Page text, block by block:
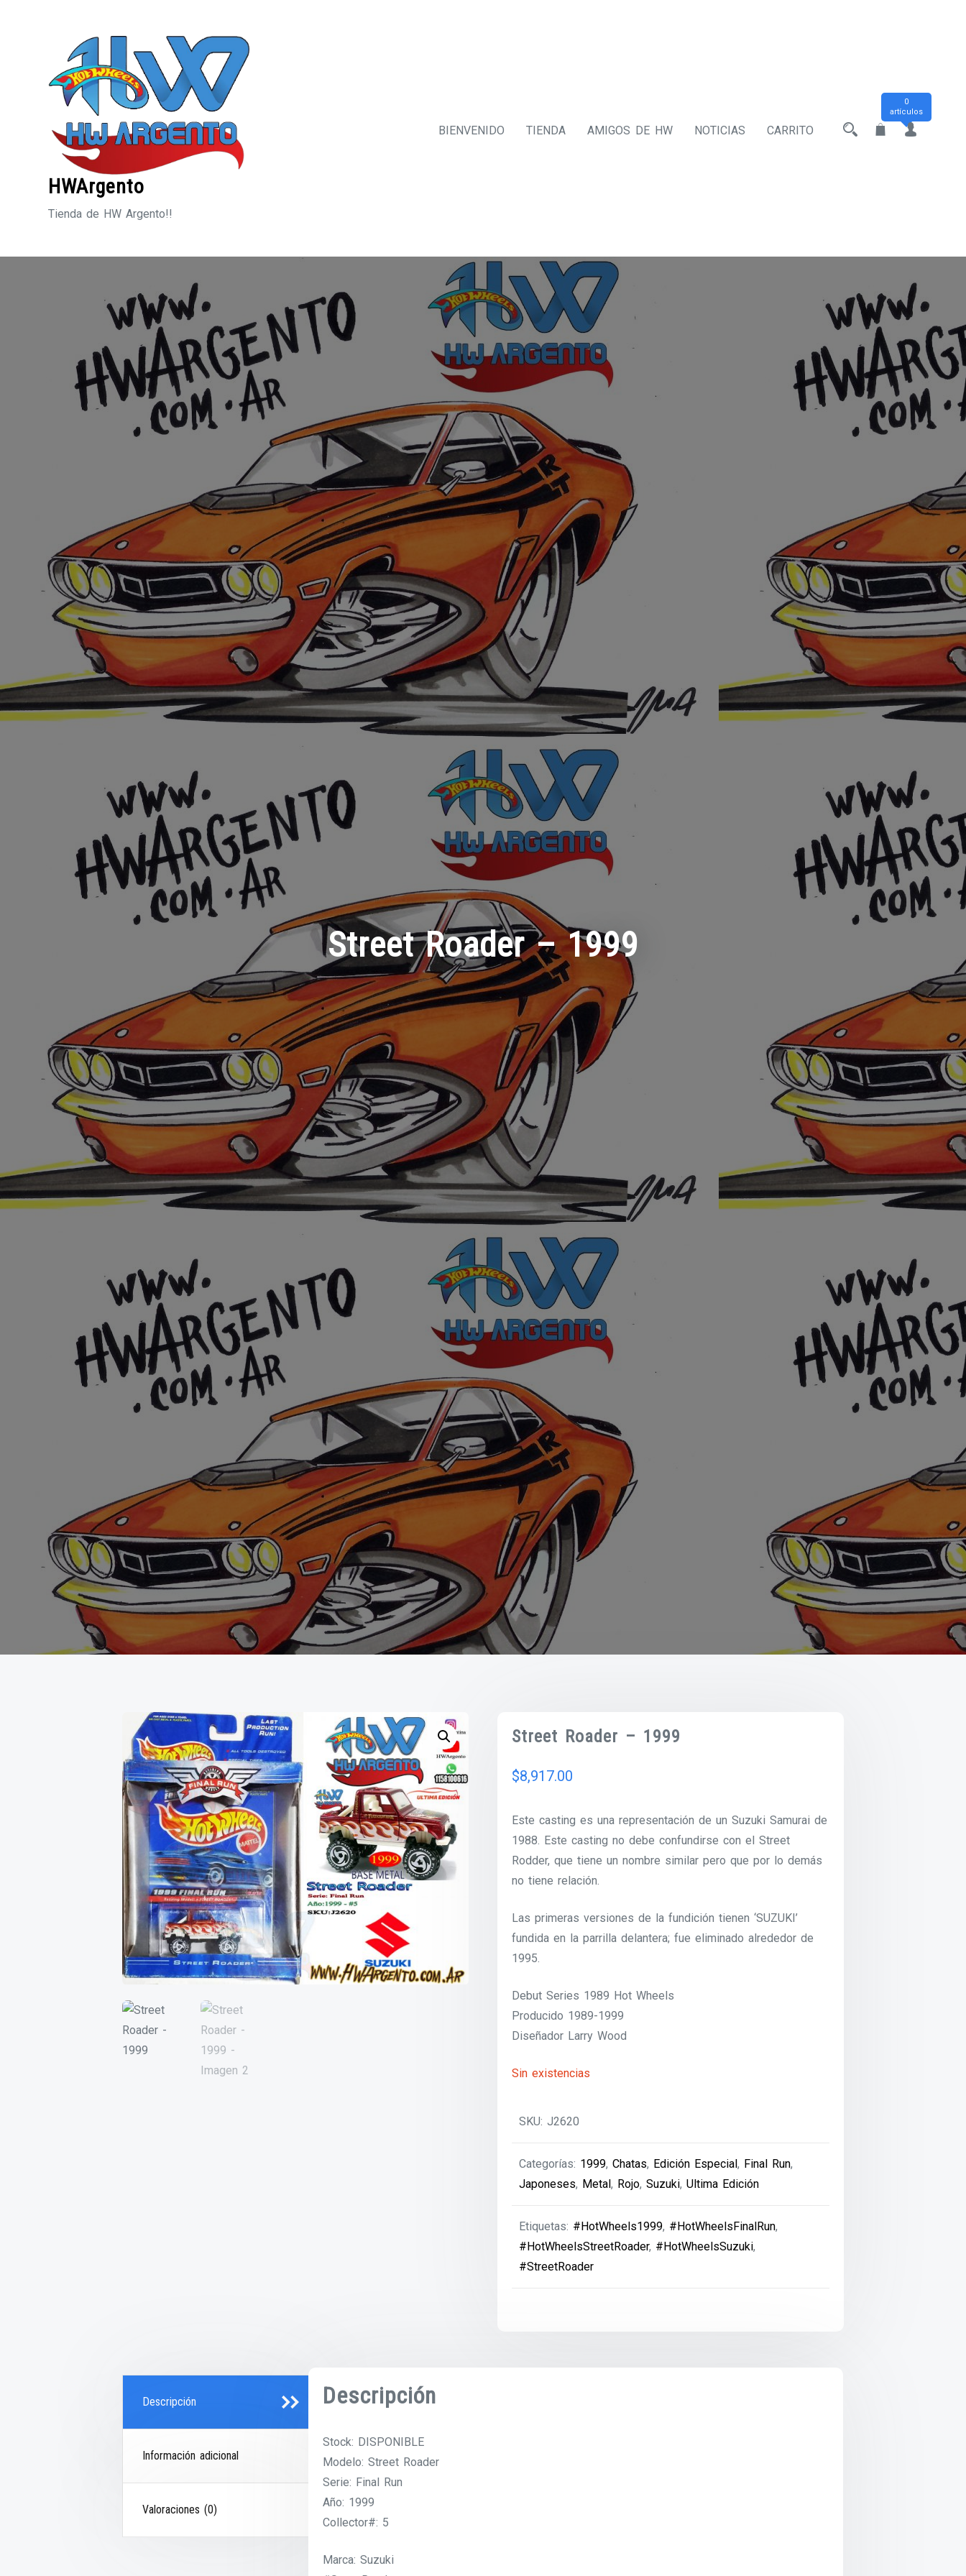
HWArgento
Tienda de HW Argento!!
BIENVENIDO TIENDA AMIGOS DE HW NOTICIAS CARRITO
0
artículos
Street Roader – 1999
Street Roader – 1999
$8,917.00
Este casting es una representación de un Suzuki Samurai de
1988. Este casting no debe confundirse con el Street
Rodder, que tiene un nombre similar pero que por lo demás
no tiene relación.
Las primeras versiones de la fundición tienen ‘SUZUKI’
fundida en la parrilla delantera; fue eliminado alrededor de
1995.
Debut Series 1989 Hot Wheels
Producido 1989-1999
Diseñador Larry Wood
Sin existencias
SKU:J2620
Categorías: 1999,Chatas, Edición Especial, Final Run,
Japoneses, Metal, Rojo,Suzuki,Ultima Edición
Etiquetas: #HotWheels1999, #HotWheelsFinalRun,
#HotWheelsStreetRoader, #HotWheelsSuzuki,
#StreetRoader
Descripción
Información adicional
Valoraciones (0)
Descripción
Stock: DISPONIBLE
Modelo: Street Roader
Serie: Final Run
Año: 1999
Collector#: 5
Marca: Suzuki